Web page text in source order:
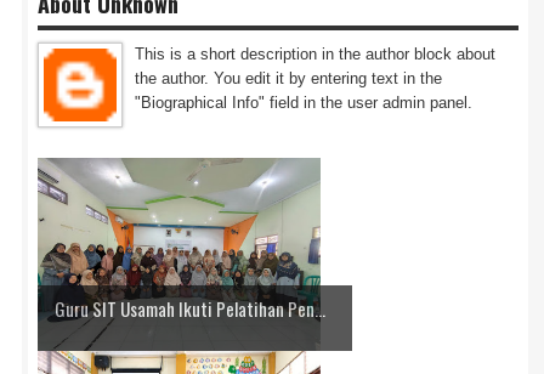
This is a short description in the author block about
the author. You edit it by entering text in the
"Biographical Info" field in the user admin panel.
Guru SIT Usamah Ikuti Pelatihan Pen...